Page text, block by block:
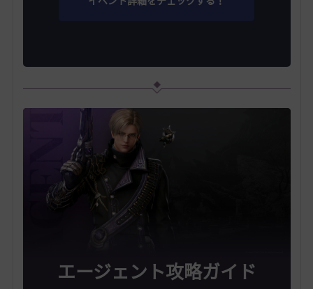
エージェント攻略ガイド